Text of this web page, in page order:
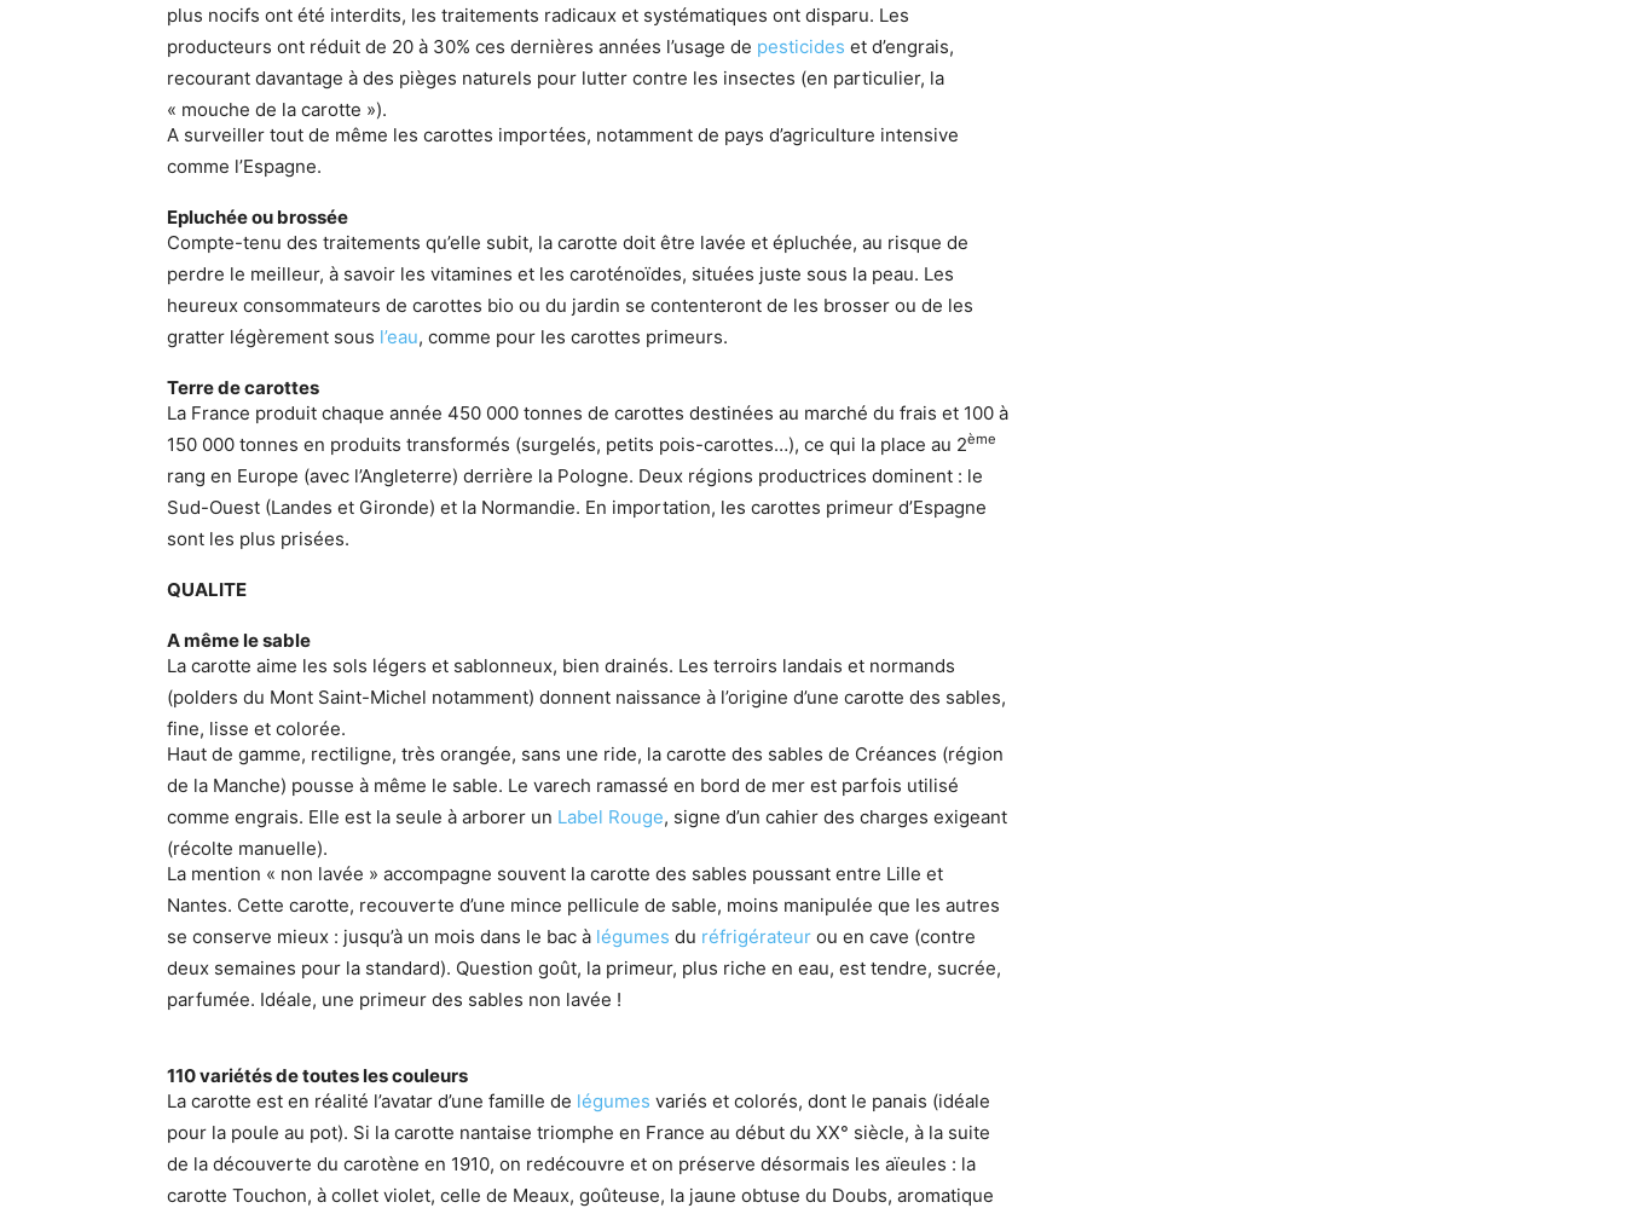
plus nocifs ont été interdits, les traitements radicaux et systématiques ont disparu. Les
producteurs ont réduit de 20 à 30% ces dernières années l’usage de pesticides et d’engrais,
recourant davantage à des pièges naturels pour lutter contre les insectes (en particulier, la
« mouche de la carotte »).
A surveiller tout de même les carottes importées, notamment de pays d’agriculture intensive
comme l’Espagne.
Epluchée ou brossée
Compte-tenu des traitements qu’elle subit, la carotte doit être lavée et épluchée, au risque de
perdre le meilleur, à savoir les vitamines et les caroténoïdes, situées juste sous la peau. Les
heureux consommateurs de carottes bio ou du jardin se contenteront de les brosser ou de les
gratter légèrement sous l’eau, comme pour les carottes primeurs.
Terre de carottes
La France produit chaque année 450 000 tonnes de carottes destinées au marché du frais et 100 à
150 000 tonnes en produits transformés (surgelés, petits pois-carottes…), ce qui la place au 2ème
rang en Europe (avec l’Angleterre) derrière la Pologne. Deux régions productrices dominent : le
Sud-Ouest (Landes et Gironde) et la Normandie. En importation, les carottes primeur d’Espagne
sont les plus prisées.
QUALITE
A même le sable
La carotte aime les sols légers et sablonneux, bien drainés. Les terroirs landais et normands
(polders du Mont Saint-Michel notamment) donnent naissance à l’origine d’une carotte des sables,
fine, lisse et colorée.
Haut de gamme, rectiligne, très orangée, sans une ride, la carotte des sables de Créances (région
de la Manche) pousse à même le sable. Le varech ramassé en bord de mer est parfois utilisé
comme engrais. Elle est la seule à arborer un Label Rouge, signe d’un cahier des charges exigeant
(récolte manuelle).
La mention « non lavée » accompagne souvent la carotte des sables poussant entre Lille et
Nantes. Cette carotte, recouverte d’une mince pellicule de sable, moins manipulée que les autres
se conserve mieux : jusqu’à un mois dans le bac à légumes du réfrigérateur ou en cave (contre
deux semaines pour la standard). Question goût, la primeur, plus riche en eau, est tendre, sucrée,
parfumée. Idéale, une primeur des sables non lavée !
110 variétés de toutes les couleurs
La carotte est en réalité l’avatar d’une famille de légumes variés et colorés, dont le panais (idéale
pour la poule au pot). Si la carotte nantaise triomphe en France au début du XX° siècle, à la suite
de la découverte du carotène en 1910, on redécouvre et on préserve désormais les aïeules : la
carotte Touchon, à collet violet, celle de Meaux, goûteuse, la jaune obtuse du Doubs, aromatique